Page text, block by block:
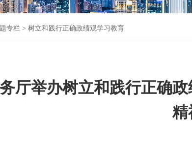
专栏 > 树立和践行正确政绩观学习教育
厅举办树立和践行正确
精